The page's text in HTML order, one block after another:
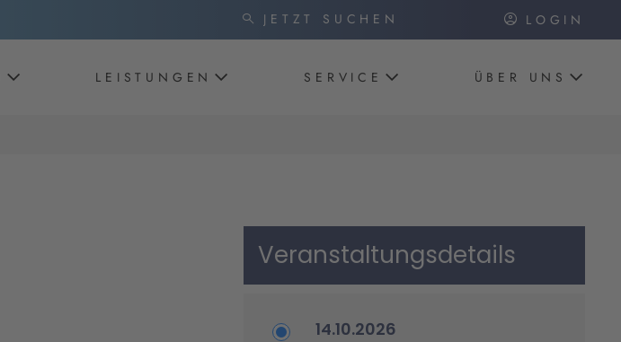
LOGIN
LEISTUNGEN SERVICE ÜBER UNS
Veranstaltungsdetails
14.10.2026